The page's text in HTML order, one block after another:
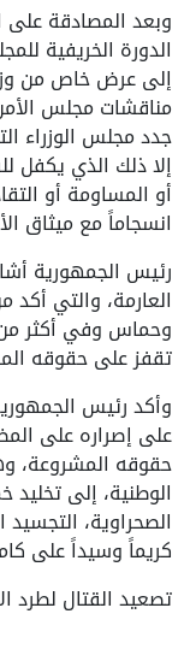
وبعد المصادقة
الدورة الخريفية
إلى عرض خاص من
جدد مجلس الوزراء
إلا ذلك الذي يكفل
أو المساومة أو
انسجاماً مع ميثاق
رئيس الجمهورية
العارمة، والتي
وحماس وفي أكثر من
تقفز على حقوقه
وأكد رئيس
على إصراره على
حقوقه المشروعة،
الوطنية، إلى تخليد
الصحراوية،
كريماً وسيداً على
تصعيد القتال لطرد